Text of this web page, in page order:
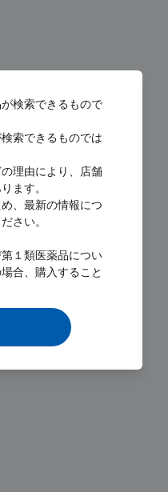
検索できるもので
索できるものでは
理由により、店舗
ます。
、最新の情報につ
さい。
１類医薬品につい
合、購入すること